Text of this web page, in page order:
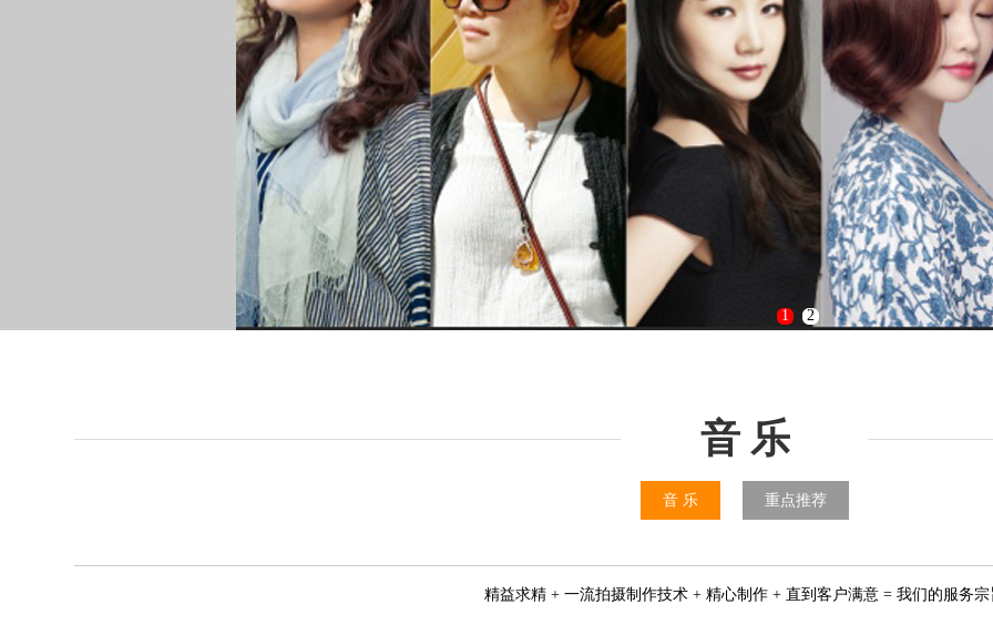
1 2
音 乐
音 乐 重点推荐
精益求精 + 一流拍摄制作技术 + 精心制作 + 直到客户满意 = 我们的服务宗